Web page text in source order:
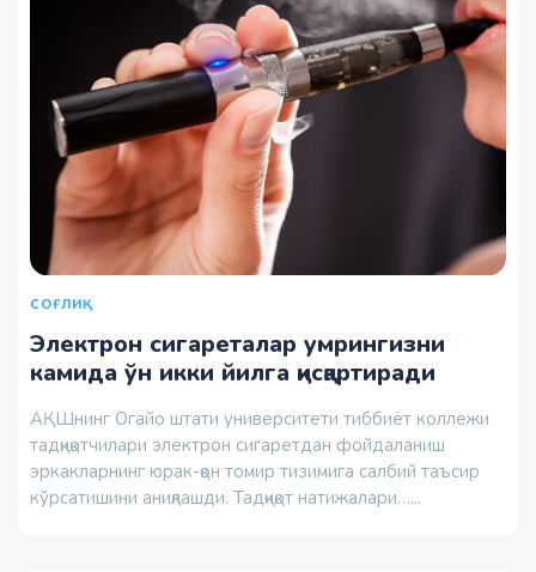
СОҒЛИҚ
Электрон сигареталар умрингизни
камида ўн икки йилга қисқартиради
AҚШнинг Огайо штати университети тиббиёт коллежи
тадқиқотчилари электрон сигаретдан фойдаланиш
эркакларнинг юрак-қон томир тизимига салбий таъсир
кўрсатишини аниқлашди. Тадқиқот натижалари…...